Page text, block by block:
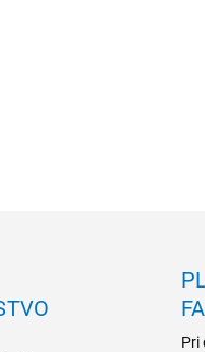
je orientačná, aktuálna
Pri